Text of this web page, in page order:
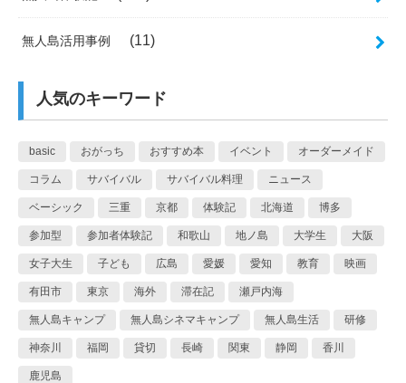
無人島活用事例 (11)
人気のキーワード
basic おがっち おすすめ本 イベント オーダーメイド
コラム サバイバル サバイバル料理 ニュース
ベーシック 三重 京都 体験記 北海道 博多
参加型 参加者体験記 和歌山 地ノ島 大学生 大阪
女子大生 子ども 広島 愛媛 愛知 教育 映画
有田市 東京 海外 滞在記 瀬戸内海
無人島キャンプ 無人島シネマキャンプ 無人島生活 研修
神奈川 福岡 貸切 長崎 関東 静岡 香川
鹿児島